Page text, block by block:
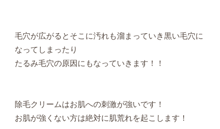
毛穴が広がるとそこに汚れも溜まっていき黒い毛穴に
なってしまったり
たるみ毛穴の原因にもなっていきます！！
除毛クリームはお肌への刺激が強いです！
お肌が強くない方は絶対に肌荒れを起こします！